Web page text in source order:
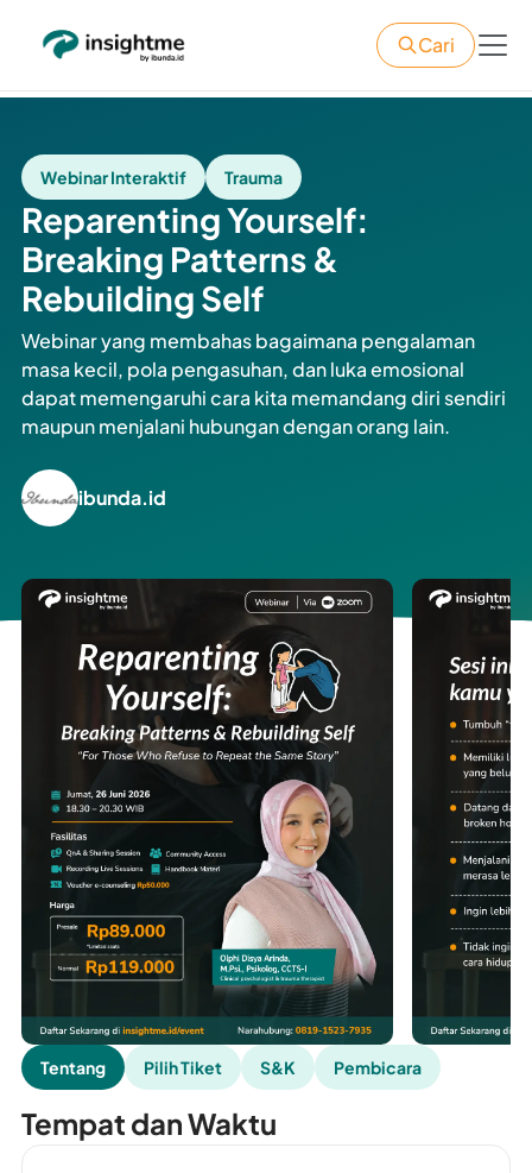
Cari
Webinar Interaktif Trauma
Reparenting Yourself:
Breaking Patterns &
Rebuilding Self
Webinar yang membahas bagaimana pengalaman
masa kecil, pola pengasuhan, dan luka emosional
dapat memengaruhi cara kita memandang diri sendiri
maupun menjalani hubungan dengan orang lain.
ibunda.id
Tentang Pilih Tiket S&K Pembicara
Tempat dan Waktu